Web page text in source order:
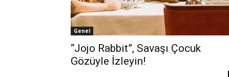
Genel
“Jojo Rabbit”, Savaşı Çocuk
Gözüyle İzleyin!